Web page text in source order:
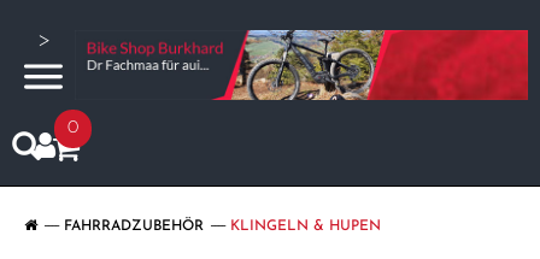
>
0
FAHRRADZUBEHÖR KLINGELN & HUPEN